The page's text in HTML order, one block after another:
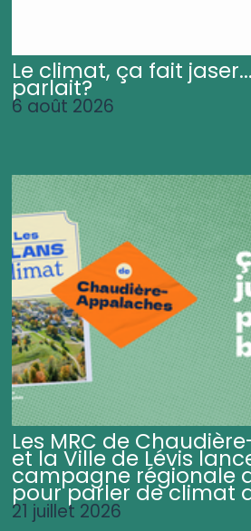
Le climat, ça fait
parlait?
6 août 2026
Les MRC de
et la Ville de Lévis
campagne régionale
pour parler de climat
21 juillet 2026